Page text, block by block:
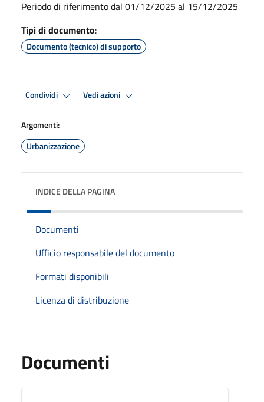
Periodo di riferimento dal 01/12/2025 al 15/12/2025
Tipi di documento:
Documento (tecnico) di supporto
Condividi Vedi azioni
Argomenti:
Urbanizzazione
INDICE DELLA PAGINA
Documenti
Ufficio responsabile del documento
Formati disponibili
Licenza di distribuzione
Documenti